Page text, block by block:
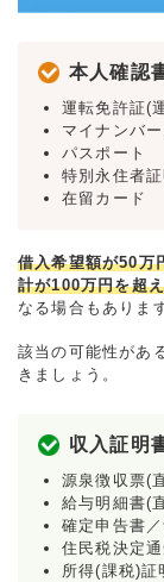
本人確認
運転免許証(
マイナンバ
パスポート
特別永住者
在留カード
借入希望額が50万
計が100万円を超
なる場合もありま
該当の可能性があ
きましょう。
収入証明
源泉徴収票(
給与明細書(
確定申告書
住民税決定
所得(課税)証